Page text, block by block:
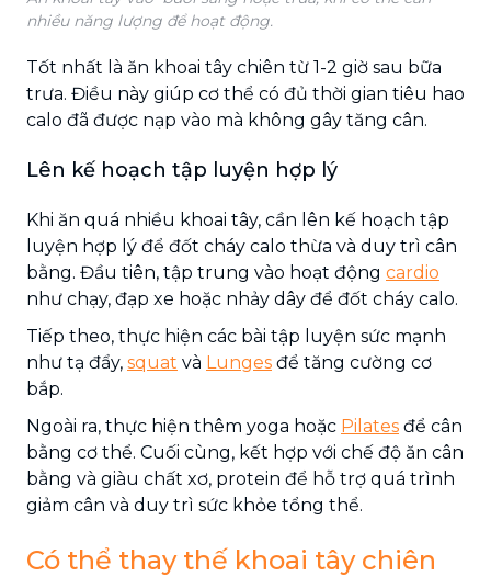
nhiều năng lượng để hoạt động.
Tốt nhất là ăn khoai tây chiên từ 1-2 giờ sau bữa
trưa. Điều này giúp cơ thể có đủ thời gian tiêu hao
calo đã được nạp vào mà không gây tăng cân.
Lên kế hoạch tập luyện hợp lý
Khi ăn quá nhiều khoai tây, cần lên kế hoạch tập
luyện hợp lý để đốt cháy calo thừa và duy trì cân
bằng. Đầu tiên, tập trung vào hoạt động cardio
như chạy, đạp xe hoặc nhảy dây để đốt cháy calo.
Tiếp theo, thực hiện các bài tập luyện sức mạnh
như tạ đẩy, squat và Lunges để tăng cường cơ
bắp.
Ngoài ra, thực hiện thêm yoga hoặc Pilates để cân
bằng cơ thể. Cuối cùng, kết hợp với chế độ ăn cân
bằng và giàu chất xơ, protein để hỗ trợ quá trình
giảm cân và duy trì sức khỏe tổng thể.
Có thể thay thế khoai tây chiên